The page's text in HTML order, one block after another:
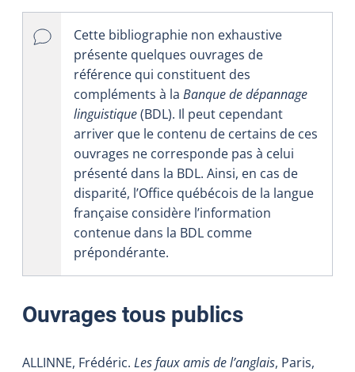
Cette bibliographie non exhaustive
présente quelques ouvrages de
référence qui constituent des
compléments à la Banque de dépannage
linguistique(BDL). Il peut cependant
arriver que le contenu de certains de ces
ouvrages ne corresponde pas à celui
présenté dans la BDL. Ainsi, en cas de
disparité, l’Office québécois de la langue
française considère l’information
contenue dans la BDL comme
prépondérante.
Ouvrages tous publics
ALLINNE, Frédéric. Les faux amis de l’anglais, Paris,